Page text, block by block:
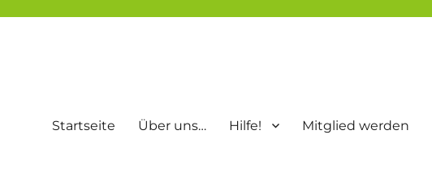
Startseite Über uns… Hilfe! Mitglied werden